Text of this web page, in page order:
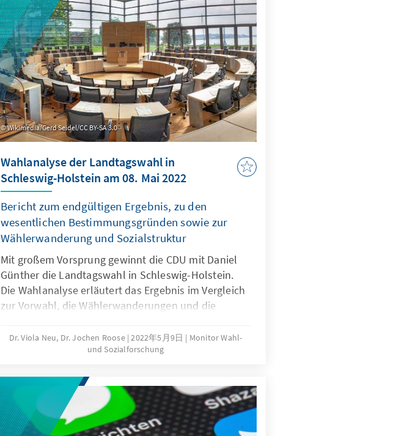
Wikimedia/Gerd Seidel/CC BY-SA 3.0
Wahlanalyse der Landtagswahl in
Schleswig-Holstein am 08. Mai 2022
Bericht zum endgültigen Ergebnis, zu den
wesentlichen Bestimmungsgründen sowie zur
Wählerwanderung und Sozialstruktur
Mit großem Vorsprung gewinnt die CDU mit Daniel
Günther die Landtagswahl in Schleswig-Holstein.
Die Wahlanalyse erläutert das Ergebnis im Vergleich
zur Vorwahl, die Wählerwanderungen und die
Wahlergebnisses. Ausgehend von den
Wahltagsbefragungen und Umfragen im Vorfeld der
von Spitzenkandidatinnen und -kandidaten,
Parteikompetenzen sowie die Beurteilung von
Leistungen der Regierung für das Wahlergebnis
erläutert.
Dr. Viola Neu, Dr. Jochen Roose 2022年5月9日
Monitor Wahl-
und Sozialforschung